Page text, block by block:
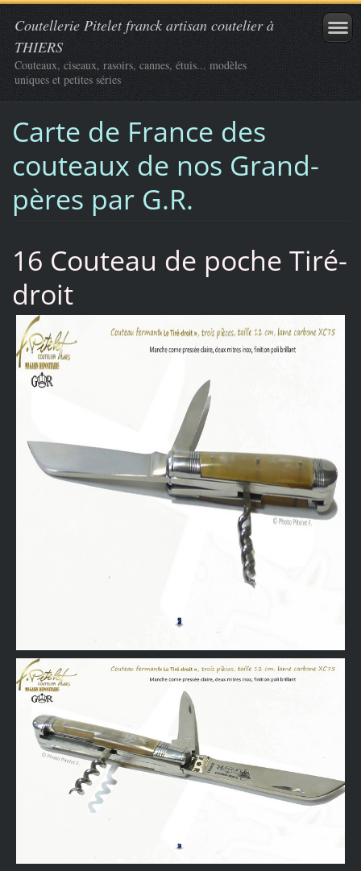
Coutellerie Pitelet franck artisan coutelier à
THIERS
Couteaux, ciseaux, rasoirs, cannes, étuis... modèles
uniques et petites séries
Carte de France des
couteaux de nos Grand-
pères par G.R.
16 Couteau de poche Tiré-
droit